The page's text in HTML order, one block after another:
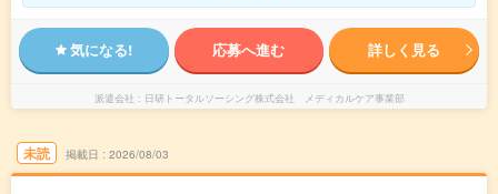
気になる! 応募へ進む 詳しく見る
派遣会社 日研トータルソーシング株式会社 メディカルケア事業部
未読 掲載日 2026/08/03